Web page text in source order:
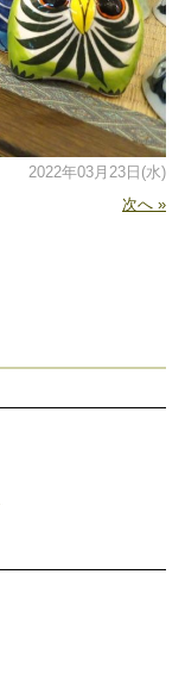
2022年03月23日(水)
次へ »